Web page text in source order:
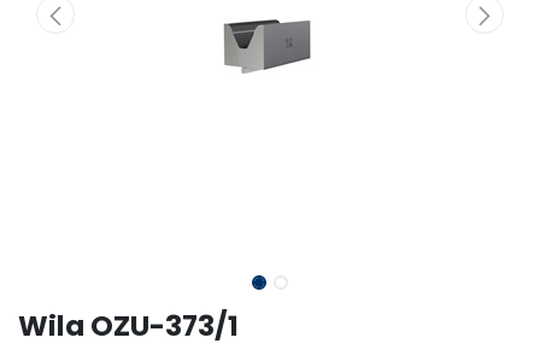
Wila OZU-373/1